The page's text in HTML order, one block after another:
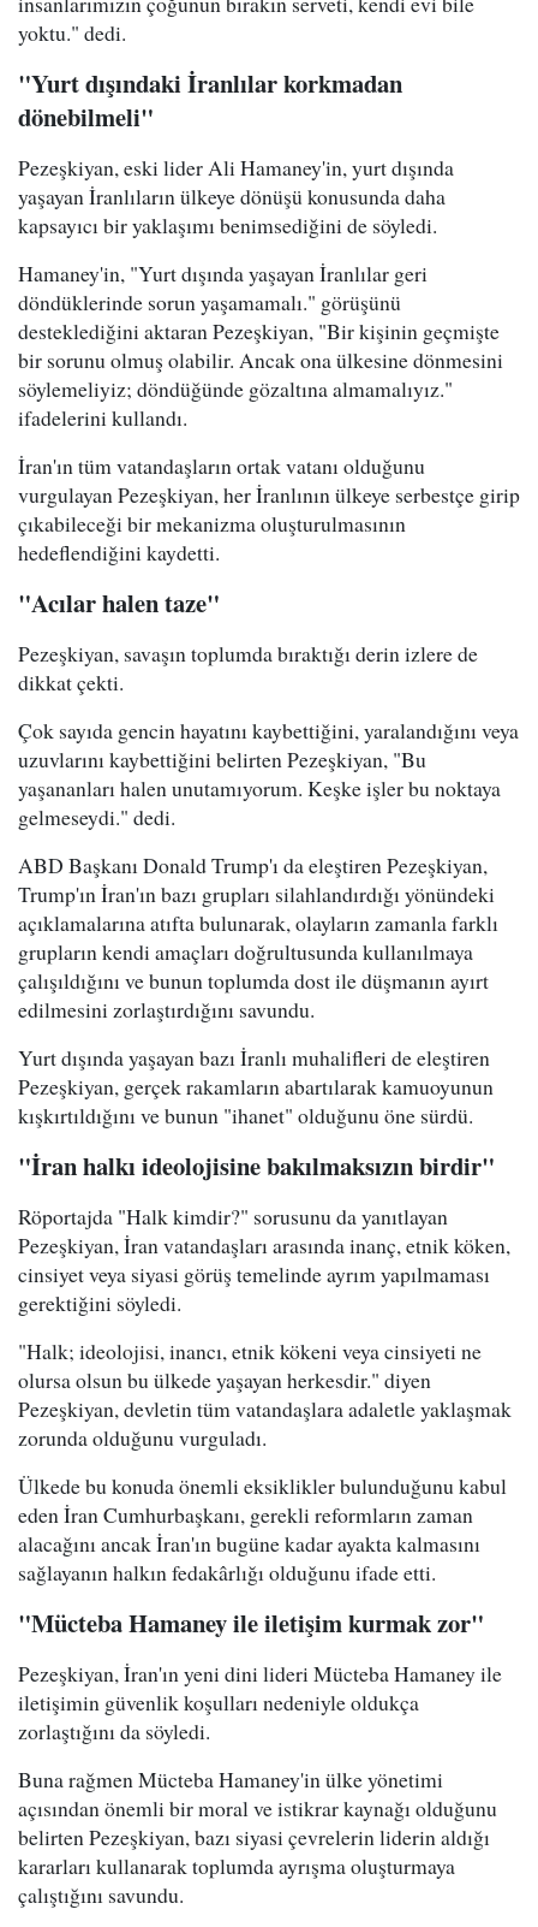
yoktu." dedi.
"Yurt dışındaki İranlılar korkmadan
dönebilmeli"
Pezeşkiyan, eski lider Ali Hamaney'in, yurt dışında
yaşayan İranlıların ülkeye dönüşü konusunda daha
kapsayıcı bir yaklaşımı benimsediğini de söyledi.
Hamaney'in, "Yurt dışında yaşayan İranlılar geri
döndüklerinde sorun yaşamamalı." görüşünü
desteklediğini aktaran Pezeşkiyan, "Bir kişinin geçmişte
bir sorunu olmuş olabilir. Ancak ona ülkesine dönmesini
söylemeliyiz; döndüğünde gözaltına almamalıyız."
ifadelerini kullandı.
İran'ın tüm vatandaşların ortak vatanı olduğunu
vurgulayan Pezeşkiyan, her İranlının ülkeye serbestçe girip
çıkabileceği bir mekanizma oluşturulmasının
hedeflendiğini kaydetti.
"Acılar halen taze"
Pezeşkiyan, savaşın toplumda bıraktığı derin izlere de
dikkat çekti.
Çok sayıda gencin hayatını kaybettiğini, yaralandığını veya
uzuvlarını kaybettiğini belirten Pezeşkiyan, "Bu
yaşananları halen unutamıyorum. Keşke işler bu noktaya
gelmeseydi." dedi.
ABD Başkanı Donald Trump'ı da eleştiren Pezeşkiyan,
Trump'ın İran'ın bazı grupları silahlandırdığı yönündeki
açıklamalarına atıfta bulunarak, olayların zamanla farklı
grupların kendi amaçları doğrultusunda kullanılmaya
çalışıldığını ve bunun toplumda dost ile düşmanın ayırt
edilmesini zorlaştırdığını savundu.
Yurt dışında yaşayan bazı İranlı muhalifleri de eleştiren
Pezeşkiyan, gerçek rakamların abartılarak kamuoyunun
kışkırtıldığını ve bunun "ihanet" olduğunu öne sürdü.
"İran halkı ideolojisine bakılmaksızın birdir"
Röportajda "Halk kimdir?" sorusunu da yanıtlayan
Pezeşkiyan, İran vatandaşları arasında inanç, etnik köken,
cinsiyet veya siyasi görüş temelinde ayrım yapılmaması
gerektiğini söyledi.
"Halk; ideolojisi, inancı, etnik kökeni veya cinsiyeti ne
olursa olsun bu ülkede yaşayan herkesdir." diyen
Pezeşkiyan, devletin tüm vatandaşlara adaletle yaklaşmak
zorunda olduğunu vurguladı.
Ülkede bu konuda önemli eksiklikler bulunduğunu kabul
eden İran Cumhurbaşkanı, gerekli reformların zaman
alacağını ancak İran'ın bugüne kadar ayakta kalmasını
sağlayanın halkın fedakârlığı olduğunu ifade etti.
"Mücteba Hamaney ile iletişim kurmak zor"
Pezeşkiyan, İran'ın yeni dini lideri Mücteba Hamaney ile
iletişimin güvenlik koşulları nedeniyle oldukça
zorlaştığını da söyledi.
Buna rağmen Mücteba Hamaney'in ülke yönetimi
açısından önemli bir moral ve istikrar kaynağı olduğunu
belirten Pezeşkiyan, bazı siyasi çevrelerin liderin aldığı
kararları kullanarak toplumda ayrışma oluşturmaya
çalıştığını savundu.